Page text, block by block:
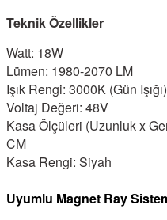
Teknik Özellikler
Watt: 18W
Lümen: 1980-2070 LM
Işık Rengi: 3000K (Gün
Voltaj Değeri: 48V
Kasa Ölçüleri (Uzunluk x
CM
Kasa Rengi: Siyah
Uyumlu Magnet Ray